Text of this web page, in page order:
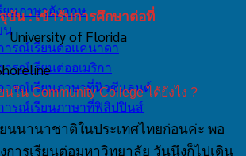
ยนภาษาอังกฤษ
น
ารณ์เรียนต่อแคนาดา
รณ์เรียนต่ออเมริกา
ารณ์เรียนภาษาที่นิวซีแลนด์
ารณ์เรียนภาษาที่ฟิลิปปินส์
บัน : เข้ารับการศึกษาต่อที่
University of Florida
ใน Community College ได้ยังไง ?
นนานาชาติในประเทศไทยก่อนค่ะ พอ
การเรียนต่อมหาวิทยาลัย วันนึงก็ไปเดิน